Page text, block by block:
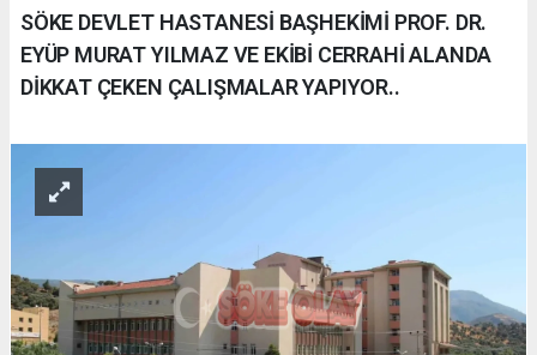
SÖKE DEVLET HASTANESİ BAŞHEKİMİ PROF. DR.
EYÜP MURAT YILMAZ VE EKİBİ CERRAHİ ALANDA
DİKKAT ÇEKEN ÇALIŞMALAR YAPIYOR..